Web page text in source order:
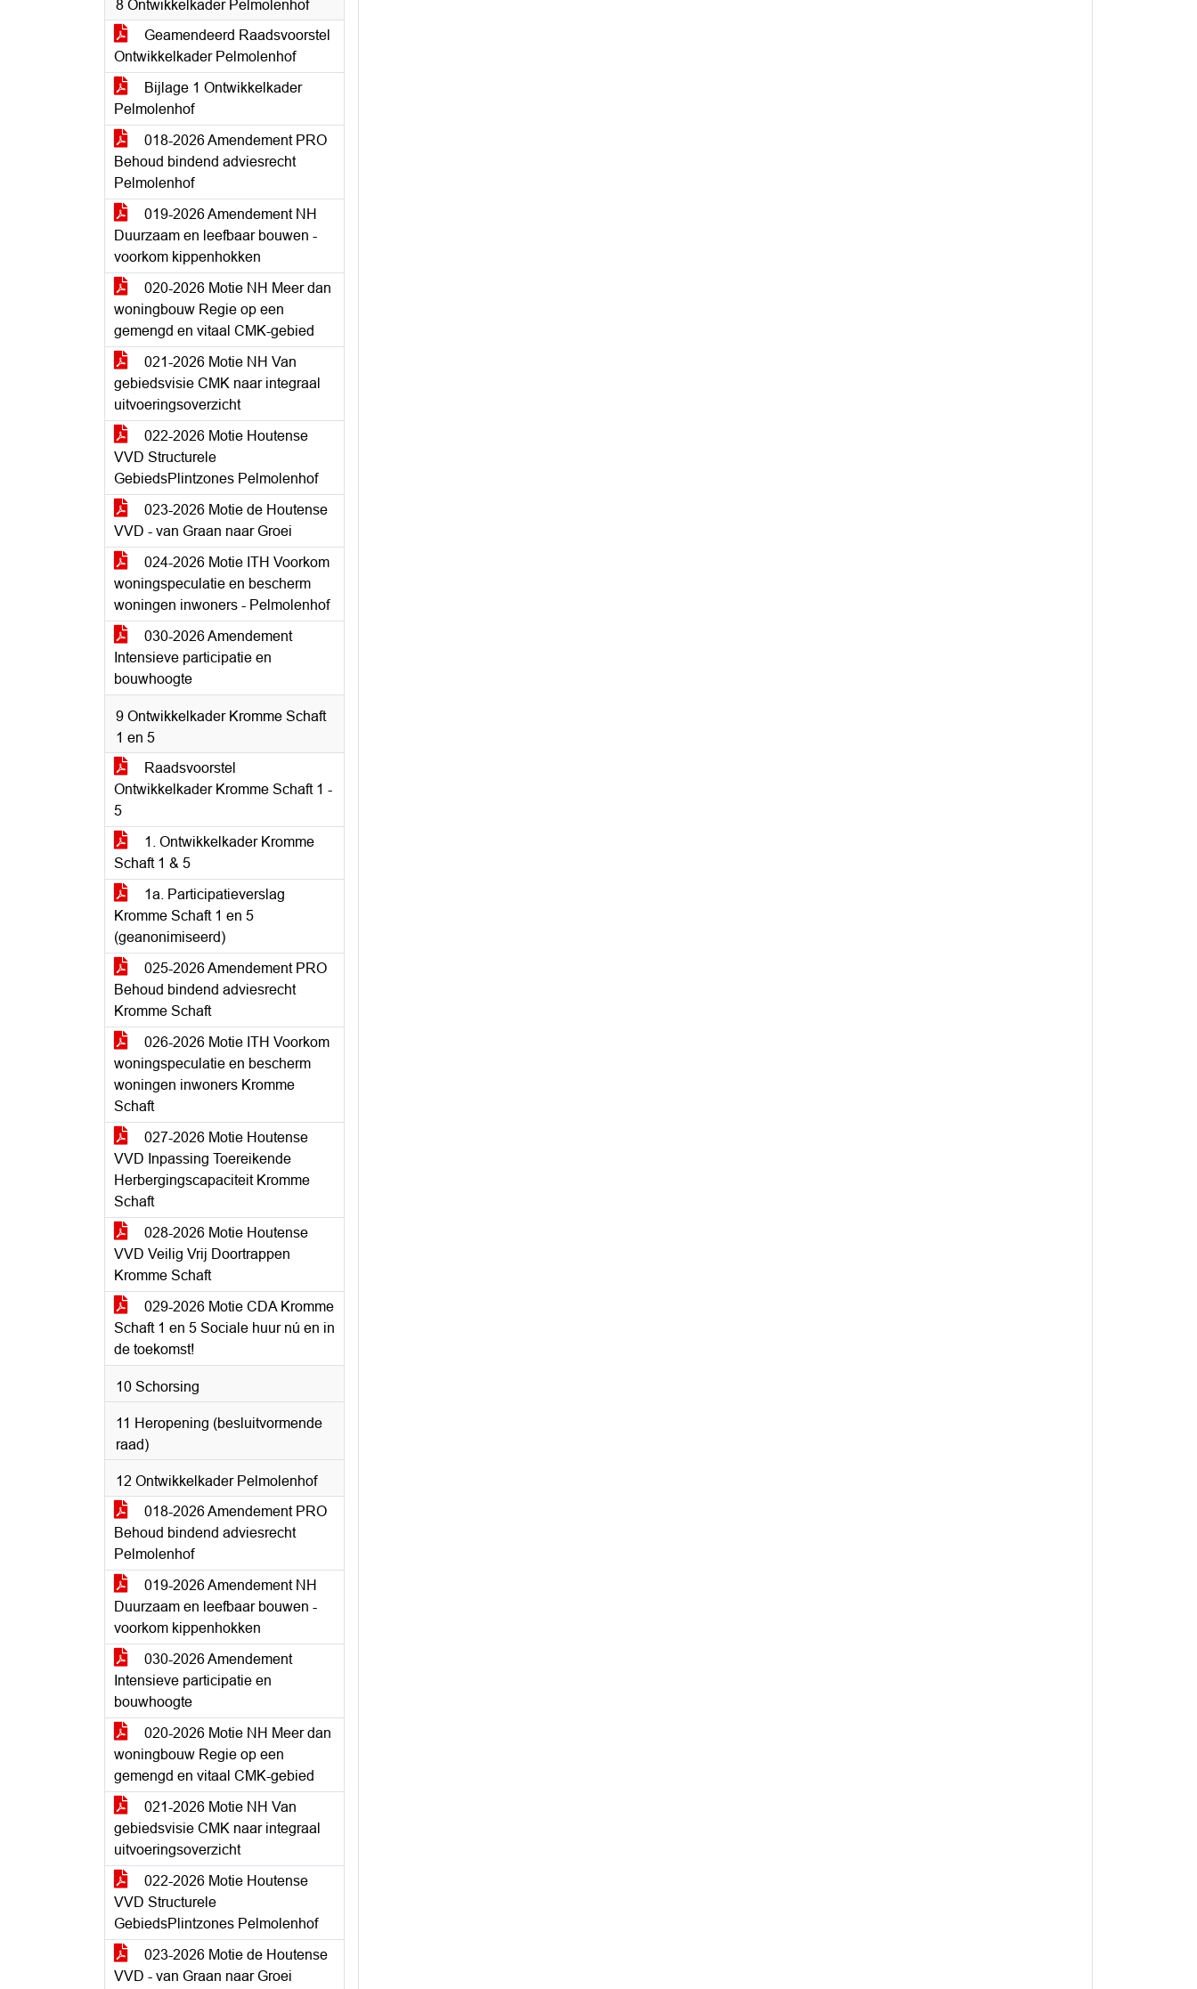
8 Ontwikkelkader Pelmolenhof
Geamendeerd Raadsvoorstel
Ontwikkelkader Pelmolenhof
Bijlage 1 Ontwikkelkader
Pelmolenhof
018-2026 Amendement PRO
Behoud bindend adviesrecht
Pelmolenhof
019-2026 Amendement NH
Duurzaam en leefbaar bouwen -
voorkom kippenhokken
020-2026 Motie NH Meer dan
woningbouw Regie op een
gemengd en vitaal CMK-gebied
021-2026 Motie NH Van
gebiedsvisie CMK naar integraal
uitvoeringsoverzicht
022-2026 Motie Houtense
VVD Structurele
GebiedsPlintzones Pelmolenhof
023-2026 Motie de Houtense
VVD - van Graan naar Groei
024-2026 Motie ITH Voorkom
woningspeculatie en bescherm
woningen inwoners - Pelmolenhof
030-2026 Amendement
Intensieve participatie en
bouwhoogte
9 Ontwikkelkader Kromme Schaft
1 en 5
Raadsvoorstel
Ontwikkelkader Kromme Schaft 1 -
5
1. Ontwikkelkader Kromme
Schaft 1 & 5
1a. Participatieverslag
Kromme Schaft 1 en 5
(geanonimiseerd)
025-2026 Amendement PRO
Behoud bindend adviesrecht
Kromme Schaft
026-2026 Motie ITH Voorkom
woningspeculatie en bescherm
woningen inwoners Kromme
Schaft
027-2026 Motie Houtense
VVD Inpassing Toereikende
Herbergingscapaciteit Kromme
Schaft
028-2026 Motie Houtense
VVD Veilig Vrij Doortrappen
Kromme Schaft
029-2026 Motie CDA Kromme
Schaft 1 en 5 Sociale huur nú en in
de toekomst!
10 Schorsing
11 Heropening (besluitvormende
raad)
12 Ontwikkelkader Pelmolenhof
018-2026 Amendement PRO
Behoud bindend adviesrecht
Pelmolenhof
019-2026 Amendement NH
Duurzaam en leefbaar bouwen -
voorkom kippenhokken
030-2026 Amendement
Intensieve participatie en
bouwhoogte
020-2026 Motie NH Meer dan
woningbouw Regie op een
gemengd en vitaal CMK-gebied
021-2026 Motie NH Van
gebiedsvisie CMK naar integraal
uitvoeringsoverzicht
022-2026 Motie Houtense
VVD Structurele
GebiedsPlintzones Pelmolenhof
023-2026 Motie de Houtense
VVD - van Graan naar Groei